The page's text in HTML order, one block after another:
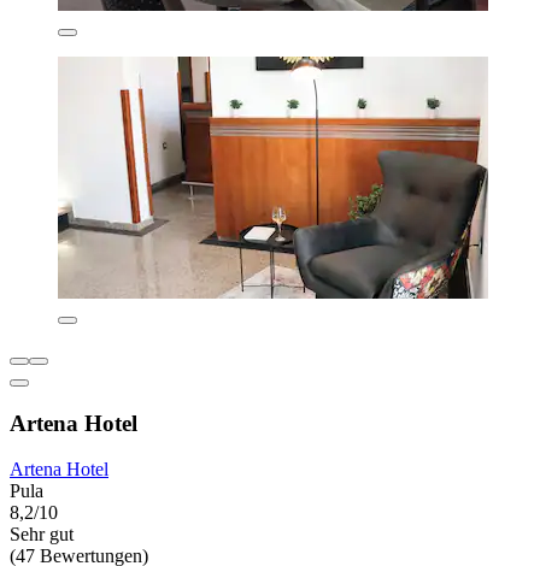
Artena Hotel
Artena Hotel
Pula
8,2/10
Sehr gut
(47 Bewertungen)